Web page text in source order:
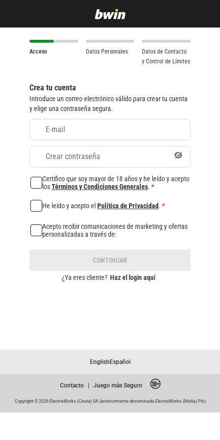
Acceso Datos Personales
Datos de Contacto
y Control de Límites
Crea tu cuenta
Introduce un correo electrónico válido para crear tu cuenta
y elige una contraseña segura.
E-mail
Crear contraseña
Certifico que soy mayor de 18 años y he leído y acepto
losTérminos y Condiciones Generales. *
He leído y acepto el Política de Privacidad. *
Acepto recibir comunicaciones de marketing y ofertas
personalizadas a través de:
CONTINUAR
¿Ya eres cliente? Haz el login aquí
English Español
Contacto Juego más Seguro
Copyright © 2026 ElectraWorks (Ceuta) SA (anteriormente denominada ElectraWorks (Malta) Plc)